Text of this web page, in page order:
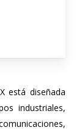
está diseñada
industriales,